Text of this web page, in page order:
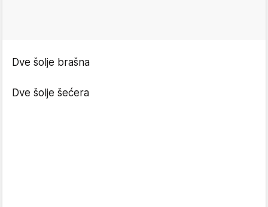
Dve šolje brašna
Dve šolje šećera